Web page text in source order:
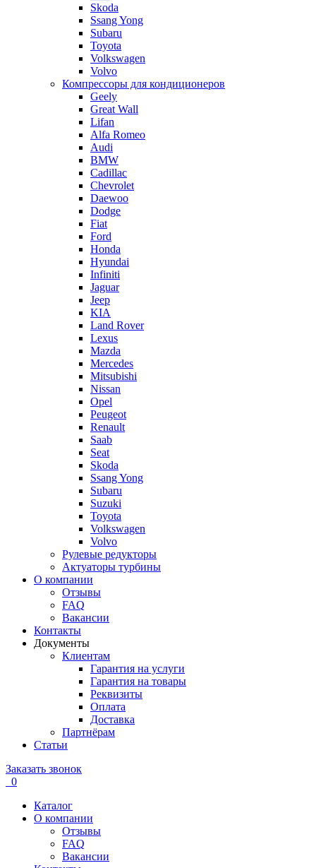
Skoda
Ssang Yong
Subaru
Toyota
Volkswagen
Volvo
Компрессоры для кондиционеров
Geely
Great Wall
Lifan
Alfa Romeo
Audi
BMW
Cadillac
Chevrolet
Daewoo
Dodge
Fiat
Ford
Honda
Hyundai
Infiniti
Jaguar
Jeep
KIA
Land Rover
Lexus
Mazda
Mercedes
Mitsubishi
Nissan
Opel
Peugeot
Renault
Saab
Seat
Skoda
Ssang Yong
Subaru
Suzuki
Toyota
Volkswagen
Volvo
Рулевые редукторы
Актуаторы турбины
О компании
Отзывы
FAQ
Вакансии
Контакты
Документы
Клиентам
Гарантия на услуги
Гарантия на товары
Реквизиты
Оплата
Доставка
Партнёрам
Статьи
Заказать звонок
0
Каталог
О компании
Отзывы
FAQ
Вакансии